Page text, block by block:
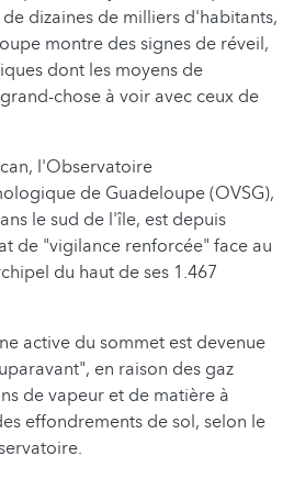
dizaines de milliers d'habitants,
montre des signes de réveil,
dont les moyens de
chose à voir avec ceux de
l'Observatoire
de Guadeloupe (OVSG),
le sud de l'île, est depuis
de "vigilance renforcée" face au
du haut de ses 1.467
active du sommet est devenue
en raison des gaz
de vapeur et de matière à
effondrements de sol, selon le